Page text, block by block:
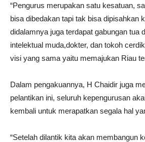
“Pengurus merupakan satu kesatuan,
bisa dibedakan tapi tak bisa dipisahkan
didalamnya juga terdapat gabungan tua
intelektual muda,dokter, dan tokoh
visi yang sama yaitu memajukan Riau
Dalam pengakuannya, H Chaidir juga
pelantikan ini, seluruh kepengurusan
kembali untuk merapatkan segala hal
“Setelah dilantik kita akan membangun